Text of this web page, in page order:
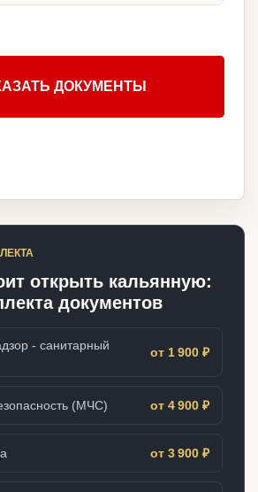
ДОКУМЕНТЫ
открыть кальянную:
документов
- санитарный
от 1 900 ₽
(МЧС) от 4 900 ₽
от 3 900 ₽